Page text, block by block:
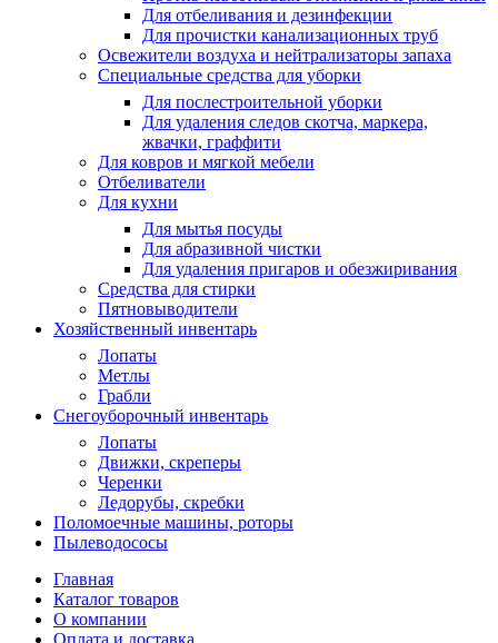
Для отбеливания и дезинфекции
Для прочистки канализационных труб
Освежители воздуха и нейтрализаторы запаха
Специальные средства для уборки
Для послестроительной уборки
Для удаления следов скотча, маркера,
жвачки, граффити
Для ковров и мягкой мебели
Отбеливатели
Для кухни
Для мытья посуды
Для абразивной чистки
Для удаления пригаров и обезжиривания
Средства для стирки
Пятновыводители
Хозяйственный инвентарь
Лопаты
Метлы
Грабли
Снегоуборочный инвентарь
Лопаты
Движки, скреперы
Черенки
Ледорубы, скребки
Поломоечные машины, роторы
Пылеводососы
Главная
Каталог товаров
О компании
Оплата и доставка